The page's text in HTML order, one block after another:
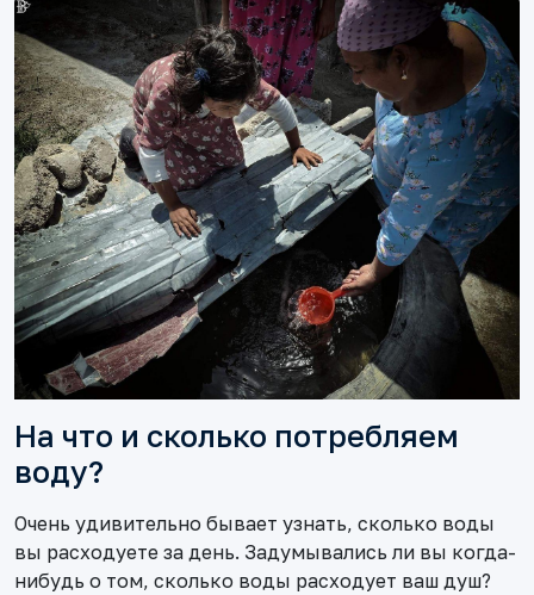
На что и сколько потребляем
воду?
Очень удивительно бывает узнать, сколько воды
вы расходуете за день. Задумывались ли вы когда-
нибудь о том, сколько воды расходует ваш душ?